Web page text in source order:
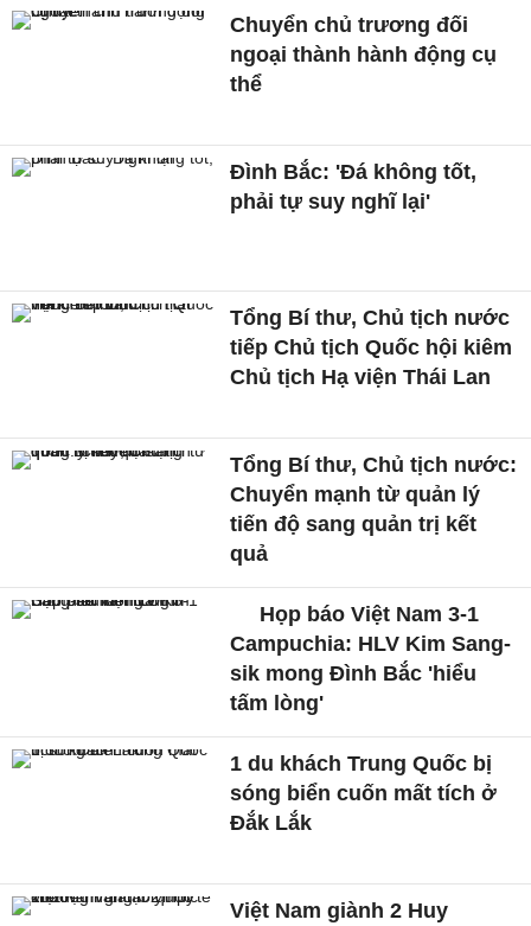
Chuyển chủ trương đối
ngoại thành hành động cụ
thể
Đình Bắc: 'Đá không tốt,
phải tự suy nghĩ lại'
Tổng Bí thư, Chủ tịch nước
tiếp Chủ tịch Quốc hội kiêm
Chủ tịch Hạ viện Thái Lan
Tổng Bí thư, Chủ tịch nước:
Chuyển mạnh từ quản lý
tiến độ sang quản trị kết
quả
Họp báo Việt Nam 3-1
Campuchia: HLV Kim Sang-
sik mong Đình Bắc 'hiểu
tấm lòng'
1 du khách Trung Quốc bị
sóng biển cuốn mất tích ở
Đắk Lắk
Việt Nam giành 2 Huy